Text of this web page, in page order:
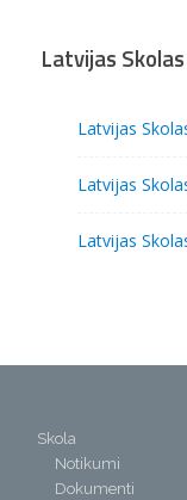
Latvijas
Latvijas
Latvijas
Latvijas
Skola
Notikumi
Dokumenti